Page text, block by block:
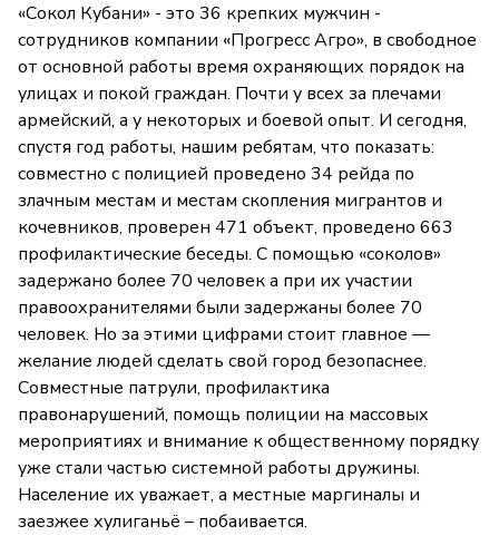
«Сокол Кубани» - это 36 крепких мужчин -
сотрудников компании «Прогресс Агро», в свободное
от основной работы время охраняющих порядок на
улицах и покой граждан. Почти у всех за плечами
армейский, а у некоторых и боевой опыт. И сегодня,
спустя год работы, нашим ребятам, что показать:
совместно с полицией проведено 34 рейда по
злачным местам и местам скопления мигрантов и
кочевников, проверен 471 объект, проведено 663
профилактические беседы. С помощью «соколов»
задержано более 70 человек а при их участии
правоохранителями были задержаны более 70
человек. Но за этими цифрами стоит главное —
желание людей сделать свой город безопаснее.
Совместные патрули, профилактика
правонарушений, помощь полиции на массовых
мероприятиях и внимание к общественному порядку
уже стали частью системной работы дружины.
Население их уважает, а местные маргиналы и
заезжее хулиганьё – побаивается.